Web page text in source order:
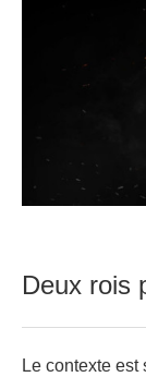
Deux rois
Le contexte